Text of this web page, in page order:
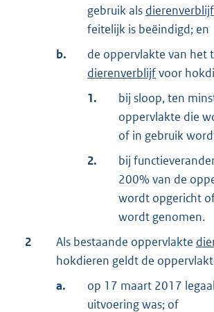
gebruik als dierenverblijf
feitelijk is beëindigd; en
b.
de oppervlakte van het
dierenverblijfvoor
1.
bij sloop, ten
oppervlakte die
of in gebruik
2.
bij
200% van de
wordt opgericht
wordt genomen.
2
Als bestaande oppervlakte
hokdieren geldt de
a.
op 17 maart 2017
uitvoering was; of